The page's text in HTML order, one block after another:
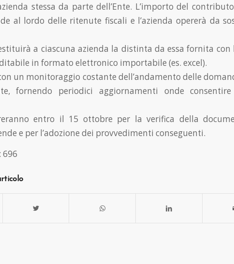
stessa da parte dell’Ente. L’importo del
al lordo delle ritenute fiscali e l’azienda opererà da
a ciascuna azienda la distinta da essa fornita con
in formato elettronico importabile (es. excel).
un monitoraggio costante dell’andamento delle
fornendo periodici aggiornamenti onde
entro il 15 ottobre per la verifica della
e per l’adozione dei provvedimenti conseguenti.
696